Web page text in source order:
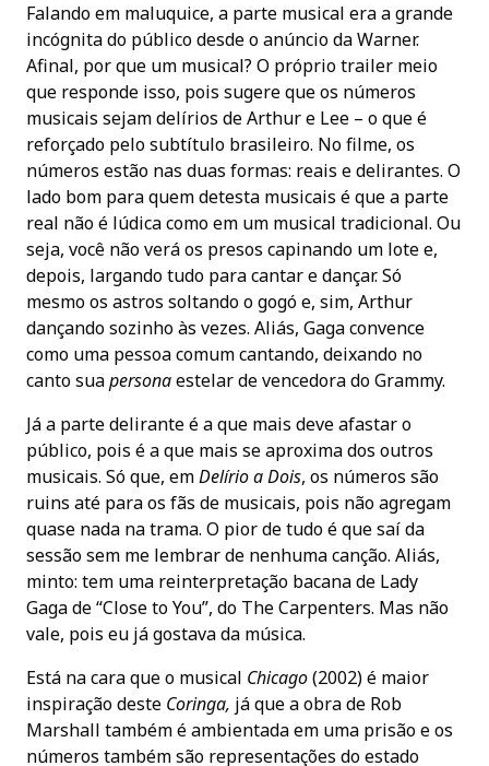
Falando em maluquice, a parte musical era a grande
incógnita do público desde o anúncio da Warner.
Afinal, por que um musical? O próprio trailer meio
que responde isso, pois sugere que os números
musicais sejam delírios de Arthur e Lee – o que é
reforçado pelo subtítulo brasileiro. No filme, os
números estão nas duas formas: reais e delirantes. O
lado bom para quem detesta musicais é que a parte
real não é lúdica como em um musical tradicional. Ou
seja, você não verá os presos capinando um lote e,
depois, largando tudo para cantar e dançar. Só
mesmo os astros soltando o gogó e, sim, Arthur
dançando sozinho às vezes. Aliás, Gaga convence
como uma pessoa comum cantando, deixando no
canto suapersonaestelar de vencedora do Grammy.
Já a parte delirante é a que mais deve afastar o
público, pois é a que mais se aproxima dos outros
musicais. Só que, emDelírio a Dois, os números são
ruins até para os fãs de musicais, pois não agregam
quase nada na trama. O pior de tudo é que saí da
sessão sem me lembrar de nenhuma canção. Aliás,
minto: tem uma reinterpretação bacana de Lady
Gaga de “Close to You”, do The Carpenters. Mas não
vale, pois eu já gostava da música.
Está na cara que o musical Chicago(2002) é maior
inspiração deste Coringa, já que a obra de Rob
Marshall também é ambientada em uma prisão e os
números também são representações do estado